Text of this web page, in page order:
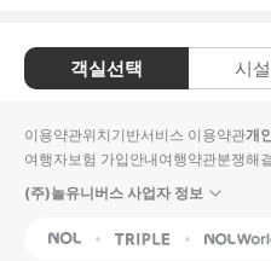
객실선택 시
이용약관위치기반서비스 이용약관개
여행자보험 가입안내여행약관분쟁해
(주)놀유니버스 사업자 정보
NOL Triple Interpark